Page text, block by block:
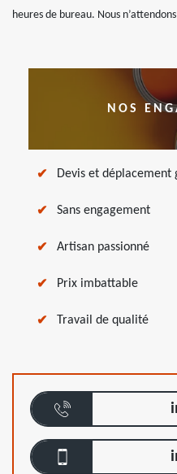
heures de bureau. Nous
NOS
Devis et déplacement
Sans engagement
Artisan passionné
Prix imbattable
Travail de qualité